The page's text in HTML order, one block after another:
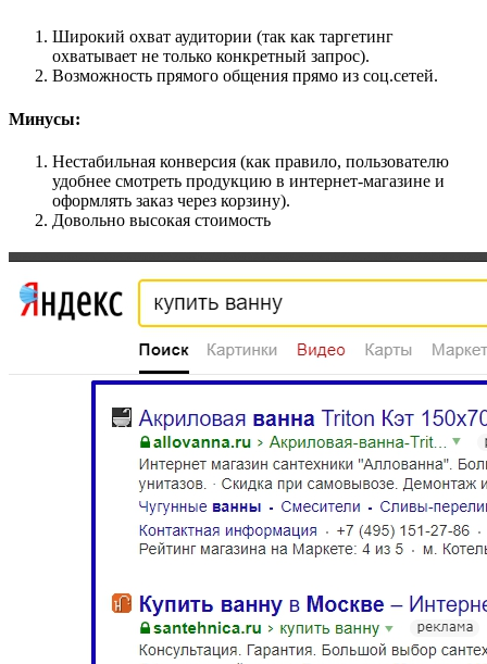
Широкий охват аудитории (так как таргетинг
охватывает не только конкретный запрос).
Возможность прямого общения прямо из соц.сетей.
Минусы:
Нестабильная конверсия (как правило, пользователю
удобнее смотреть продукцию в интернет-магазине и
оформлять заказ через корзину).
Довольно высокая стоимость